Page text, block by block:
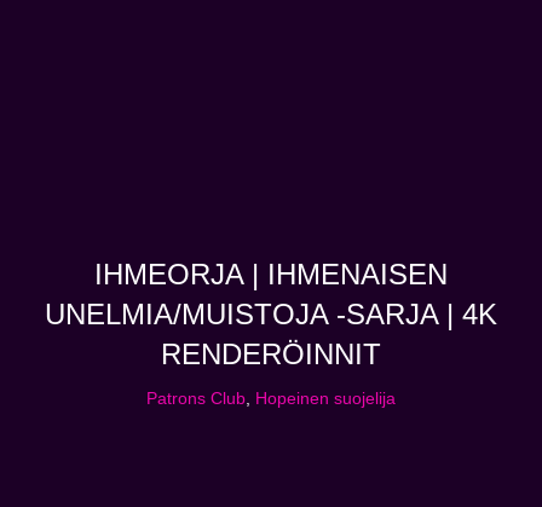
IHMEORJA | IHMENAISEN
UNELMIA/MUISTOJA -SARJA | 4K
RENDERÖINNIT
Patrons Club, Hopeinen suojelija